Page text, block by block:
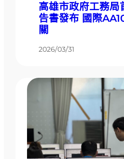
高雄市政府工務局
告書發布 國際
關
2026/03/31